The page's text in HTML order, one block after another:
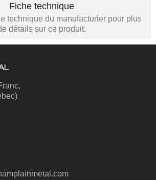
Fiche technique
technique du manufacturier pour plus
détails sur ce produit.